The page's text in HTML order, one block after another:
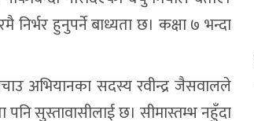
हुनुपर्ने बाध्यता छ। कक्षा ७ भन्दा
अभियानका सदस्य रवीन्द्र जैसवालले
सुस्तावासीलाई छ। सीमास्तम्भ नहुँदा